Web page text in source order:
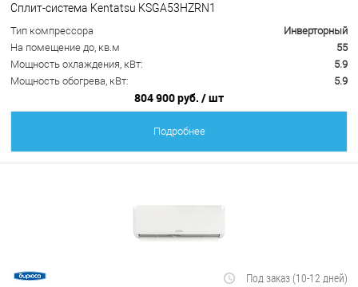
Сплит-система Kentatsu KSGA53HZRN1
Тип компрессора
Инверторный
На помещение до, кв.м
55
Мощность охлаждения, кВт:
5.9
Мощность обогрева, кВт:
5.9
804 900 руб. / шт
Подробнее
Под заказ (10-12 дней)